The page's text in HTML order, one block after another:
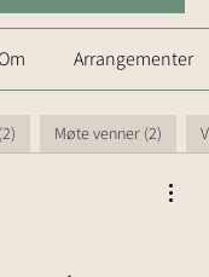
Arrangementer
Møte venner (2)